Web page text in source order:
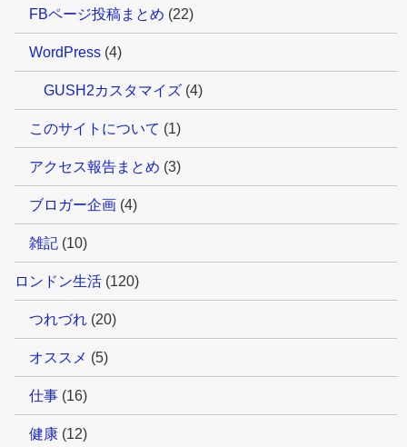
FBページ投稿まとめ (22)
WordPress (4)
GUSH2カスタマイズ (4)
このサイトについて (1)
アクセス報告まとめ (3)
ブロガー企画 (4)
雑記 (10)
ロンドン生活 (120)
つれづれ (20)
オススメ (5)
仕事 (16)
健康 (12)